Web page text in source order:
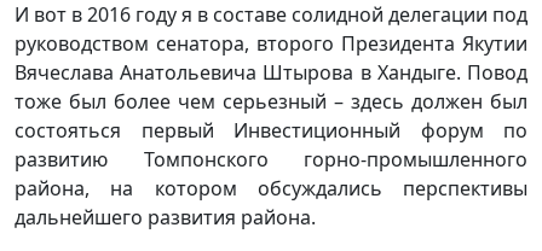
И вот в 2016 году я в составе солидной делегации под
руководством сенатора, второго Президента Якутии
Вячеслава Анатольевича Штырова в Хандыге. Повод
тоже был более чем серьезный – здесь должен был
состояться первый Инвестиционный форум по
развитию Томпонского горно-промышленного
района, на котором обсуждались перспективы
дальнейшего развития района.